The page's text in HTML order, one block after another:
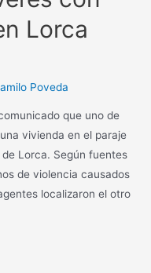
Lorca
Poveda
que uno de
vivienda en el paraje
Lorca. Según fuentes
de violencia causados
localizaron el otro